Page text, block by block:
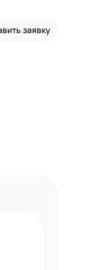
заявку